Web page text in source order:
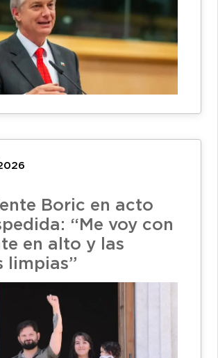
Boric en acto
“Me voy con
en alto y las
limpias”